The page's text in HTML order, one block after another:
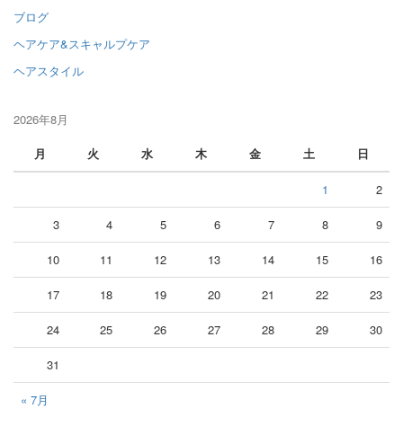
ブログ
ヘアケア&スキャルプケア
ヘアスタイル
2026年8月
月
火 水 木 金 土 日
« 7月
1 2
3 4 5 6 7 8 9
10 11 12 13 14 15 16
17 18 19 20 21 22 23
24 25 26 27 28 29 30
31